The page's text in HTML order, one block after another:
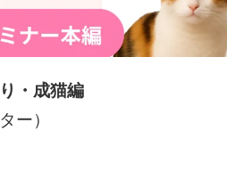
・成猫編
ー）